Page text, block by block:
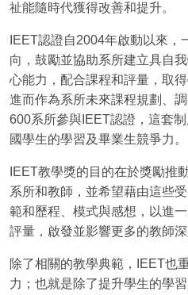
祉能隨時代獲得改善和提升。
IEET認證自2004年啟動以來
向，鼓勵並協助系所建立具自
心能力，配合課程和評量，取
進而作為系所未來課程規劃、
600系所參與IEET認證，這套
國學生的學習及畢業生競爭力。
IEET教學獎的目的在於獎勵推
系所和教師，並希望藉由這些
範和歷程、模式與感想，以進
評量，啟發並影響更多的教師
除了相關的教學典範，IEET也
力；也就是除了提升學生的學